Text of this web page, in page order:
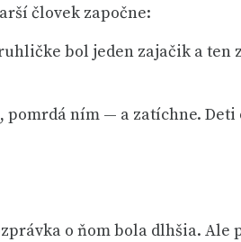
človek započne:
bol jeden zajačik a
ním — a zatíchne. Deti
o ňom bola dlhšia.